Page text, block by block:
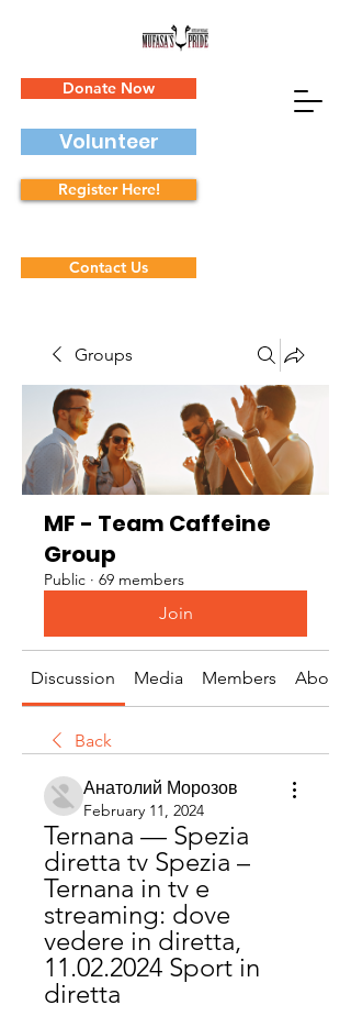
Donate Now
Volunteer
Register Here!
Contact Us
Groups
MF - Team Caffeine
Group
Public · 69 members
Join
Discussion Media Members About
Back
Анатолий Морозов
February 11, 2024
Ternana — Spezia
diretta tv Spezia –
Ternana in tv e
streaming: dove
vedere in diretta,
11.02.2024 Sport in
diretta